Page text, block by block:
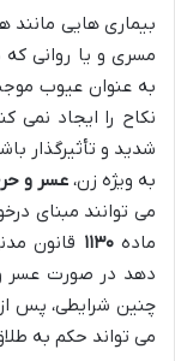
به عنوان عیوب
نکاح را ایجاد نمی
شدید و تأثیرگذار
به ویژه زن، عسر و
ماده۱۱۳۰ قانون
دهد در صورت عسر و
چنین شرایطی، پس از
می تواند حکم به